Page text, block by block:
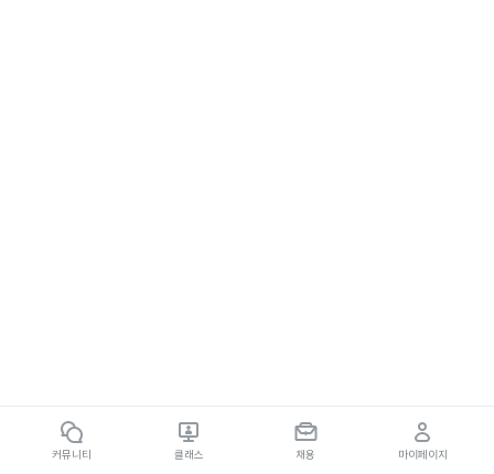
커뮤니티 클래스 채용 마이페이지